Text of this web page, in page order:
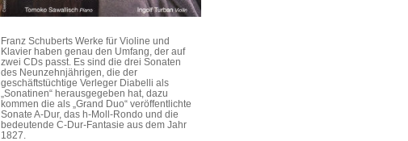
Franz Schuberts Werke für Violine und
Klavier haben genau den Umfang, der auf
zwei CDs passt. Es sind die drei Sonaten
des Neunzehnjährigen, die der
geschäftstüchtige Verleger Diabelli als
„Sonatinen“ herausgegeben hat, dazu
kommen die als „Grand Duo“ veröffentlichte
Sonate A-Dur, das h-Moll-Rondo und die
bedeutende C-Dur-Fantasie aus dem Jahr
1827.